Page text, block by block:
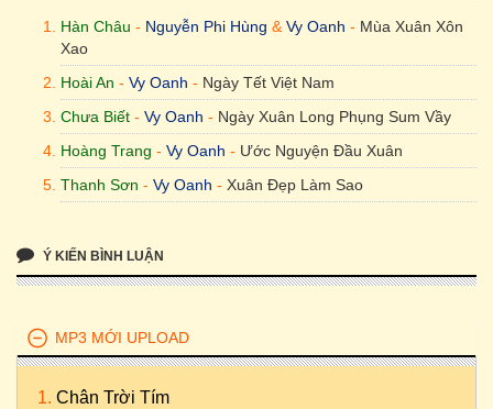
Hàn Châu - Nguyễn Phi Hùng & Vy Oanh - Mùa Xuân Xôn
Xao
Hoài An - Vy Oanh - Ngày Tết Việt Nam
Chưa Biết - Vy Oanh - Ngày Xuân Long Phụng Sum Vầy
Hoàng Trang - Vy Oanh - Ước Nguyện Đầu Xuân
Thanh Sơn - Vy Oanh - Xuân Đẹp Làm Sao
Ý KIẾN BÌNH LUẬN
MP3 MỚI UPLOAD
Chân Trời Tím